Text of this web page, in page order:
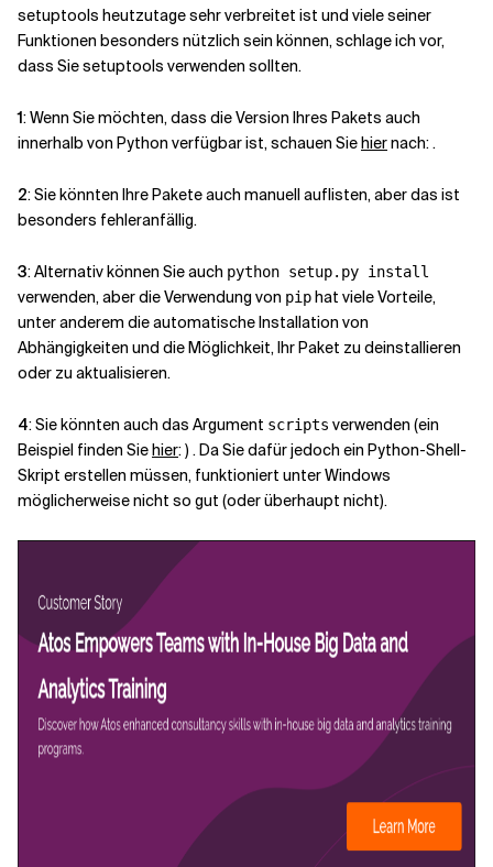
setuptools heutzutage sehr verbreitet ist und viele seiner
Funktionen besonders nützlich sein können, schlage ich vor,
dass Sie setuptools verwenden sollten.
1: Wenn Sie möchten, dass die Version Ihres Pakets auch
innerhalb von Python verfügbar ist, schauen Siehiernach: .
2: Sie könnten Ihre Pakete auch manuell auflisten, aber das ist
besonders fehleranfällig.
3: Alternativ können Sie auch python setup.py install
verwenden, aber die Verwendung von piphat viele Vorteile,
unter anderem die automatische Installation von
Abhängigkeiten und die Möglichkeit, Ihr Paket zu deinstallieren
oder zu aktualisieren.
4: Sie könnten auch das Argument scripts verwenden (ein
Beispiel finden Siehier: ) . Da Sie dafür jedoch ein Python-Shell-
Skript erstellen müssen, funktioniert unter Windows
möglicherweise nicht so gut (oder überhaupt nicht).